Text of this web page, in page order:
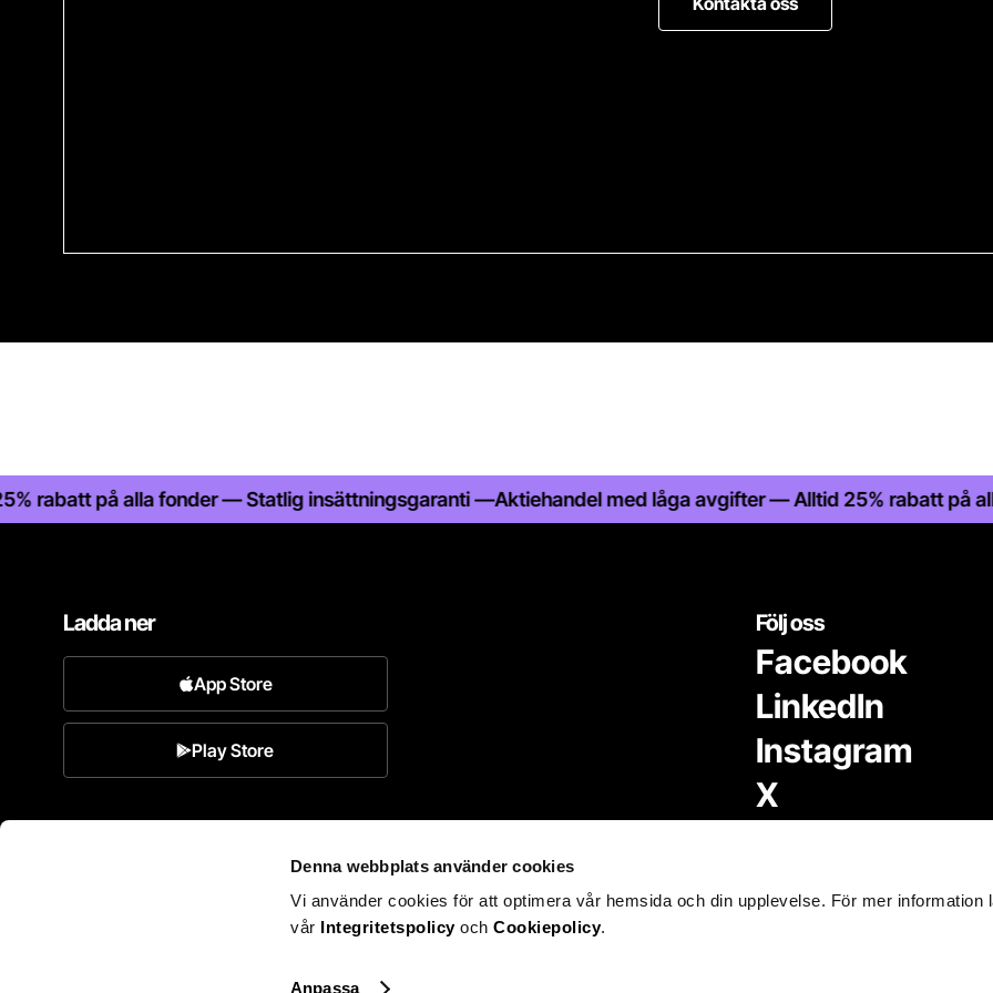
Denna webbplats använder cookies
Vi använder cookies för att optimera vår hemsida och din upplevelse. För mer information
vår IntegritetspolicyochCookiepolicy.
Anpassa
på alla fonder — Statlig insättningsgaranti —Aktiehandel med låga avgifter — Alltid 25% rabatt på alla
Ladda ner
App Store
Play Store
Följ oss
Facebook
LinkedIn
Instagram
X
Historisk avkastning är inte en garanti för framtida
du inte får tillbaka hela det investerade beloppet.